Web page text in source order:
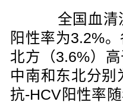
全国血清流
阳性率为3.2%
北方（3.6%）
中南和东北分别
抗-HCV阳性率